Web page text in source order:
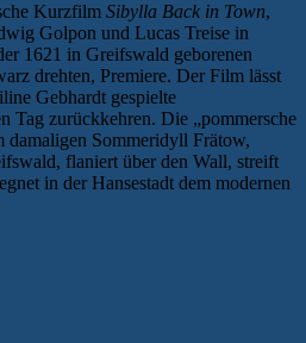
Kurzfilm Sibylla Back in Town,
Golpon und Lucas Treise in
1621 in Greifswald geborenen
drehten, Premiere. Der Film lässt
Gebhardt gespielte
Tag zurückkehren. Die „pommersche
damaligen Sommeridyll Frätow,
flaniert über den Wall, streift
in der Hansestadt dem modernen